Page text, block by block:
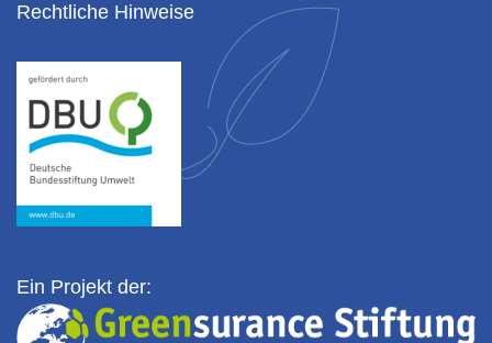
Rechtliche Hinweise
Ein Projekt der: